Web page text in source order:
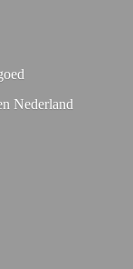
Nederland